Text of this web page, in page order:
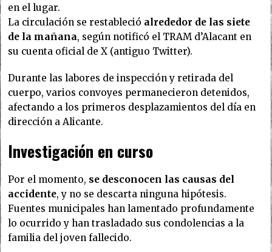
en el lugar.
La circulación se restableció alrededor de las siete
de la mañana, según notificó el TRAM d’Alacant en
su cuenta oficial de X (antiguo Twitter).
Durante las labores de inspección y retirada del
cuerpo, varios convoyes permanecieron detenidos,
afectando a los primeros desplazamientos del día en
dirección a Alicante.
Investigación en curso
Por el momento, se desconocen las causas del
accidente, y no se descarta ninguna hipótesis.
Fuentes municipales han lamentado profundamente
lo ocurrido y han trasladado sus condolencias a la
familia del joven fallecido.